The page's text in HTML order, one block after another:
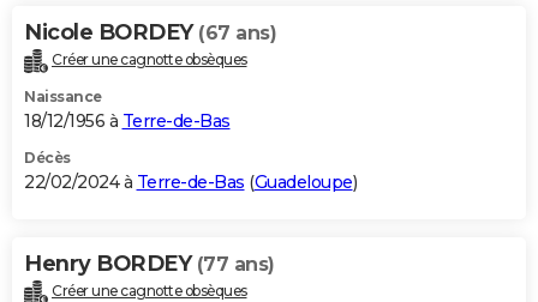
Nicole BORDEY (67 ans)
Créer une cagnotte obsèques
Naissance
18/12/1956 à Terre-de-Bas
Décès
22/02/2024 à Terre-de-Bas (Guadeloupe)
Henry BORDEY (77 ans)
Créer une cagnotte obsèques